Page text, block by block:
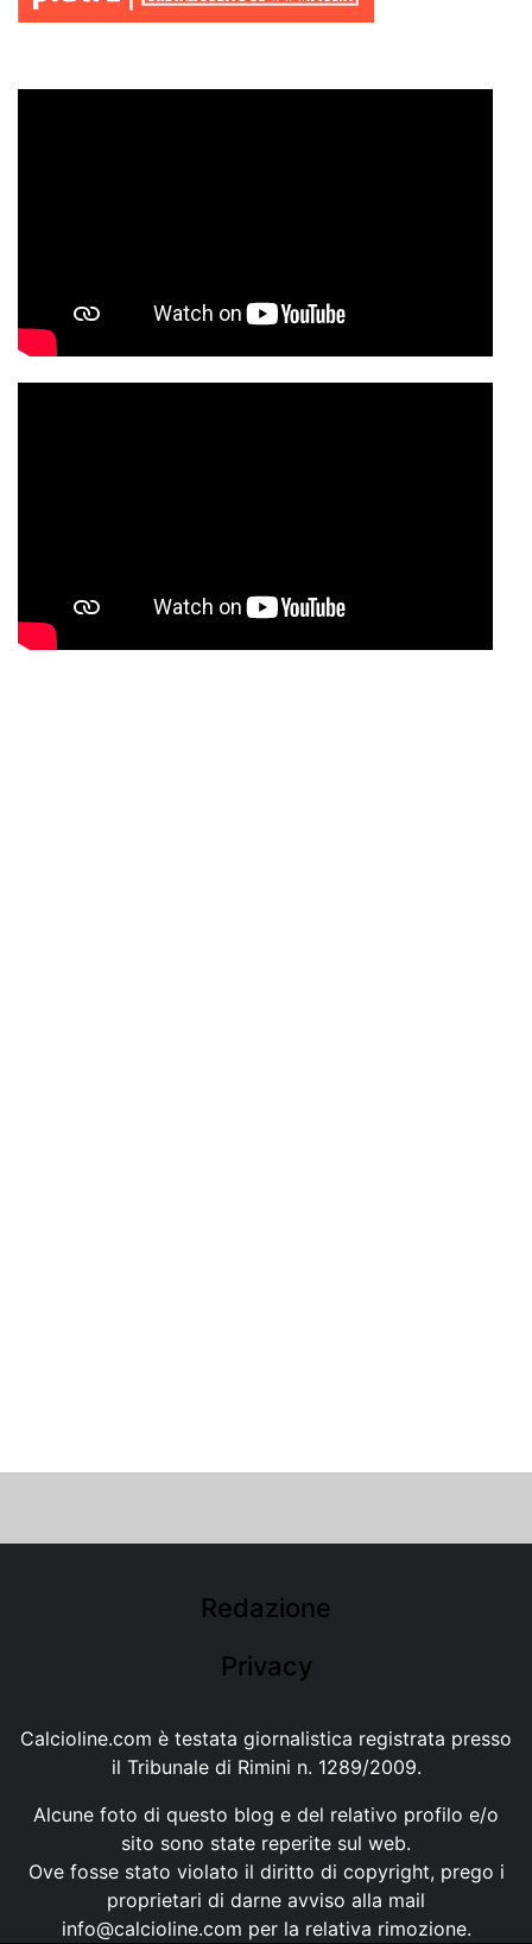
Redazione
Privacy
Calcioline.com è testata giornalistica registrata presso
il Tribunale di Rimini n. 1289/2009.
Alcune foto di questo blog e del relativo profilo e/o
sito sono state reperite sul web.
Ove fosse stato violato il diritto di copyright, prego i
proprietari di darne avviso alla mail
info@calcioline.com per la relativa rimozione.